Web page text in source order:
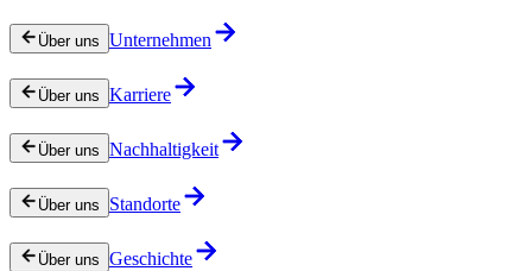
Über uns Unternehmen
Über uns Karriere
Über uns Nachhaltigkeit
Über uns Standorte
Über uns Geschichte